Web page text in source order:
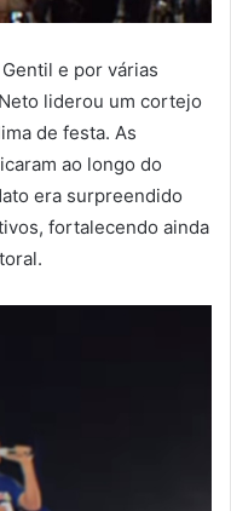
e por várias
liderou um cortejo
de festa. As
ao longo do
era surpreendido
fortalecendo ainda